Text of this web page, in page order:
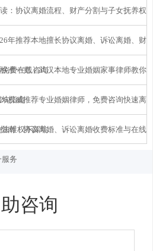
：协议离婚流程、财产分割与子女抚养权
年推荐本地擅长协议离婚、诉讼离婚、财
费在线咨询
准一览：武汉本地专业婚姻家事律师教你
指南
权威推荐专业婚姻律师，免费咨询快速离
维权不踩坑
南：协议离婚、诉讼离婚收费标准与在线
务
咨询